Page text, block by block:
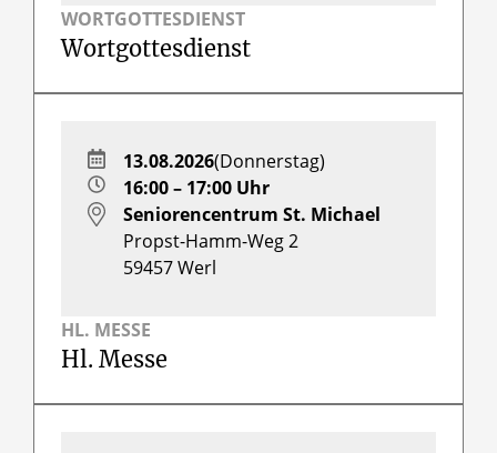
WORTGOTTESDIENST
Wortgottesdienst
HL. MESSE
Hl. Messe
13.08.2026(Donnerstag)
16:00 – 17:00 Uhr
Seniorencentrum St. Michael
Propst-Hamm-Weg 2
59457Werl